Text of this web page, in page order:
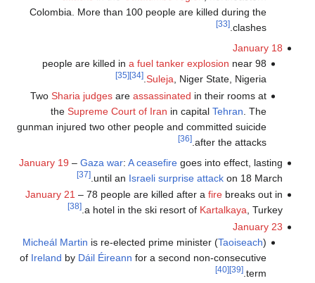
Colombia. More than 100 people are killed during the
clashes.
[33]
January 18
98 people are killed in
a fuel tanker explosion near
Suleja, Niger State, Nigeria.
[34]
[35]
TwoSharia judges areassassinated in their rooms at
theSupreme Court of Iran in capitalTehran . The
gunman injured two other people and committed suicide
after the attacks.
[36]
January 19 – Gaza war: A ceasefiregoes into effect, lasting
until an Israeli surprise attackon 18 March.
[37]
January 21 – 78 people are killed after a firebreaks out in
a hotel in the ski resort of Kartalkaya, Turkey.
[38]
January 23
Micheál Martin is re-elected prime minister (Taoiseach)
of Ireland by Dáil Éireann for a second non-consecutive
term.
[39]
[40]